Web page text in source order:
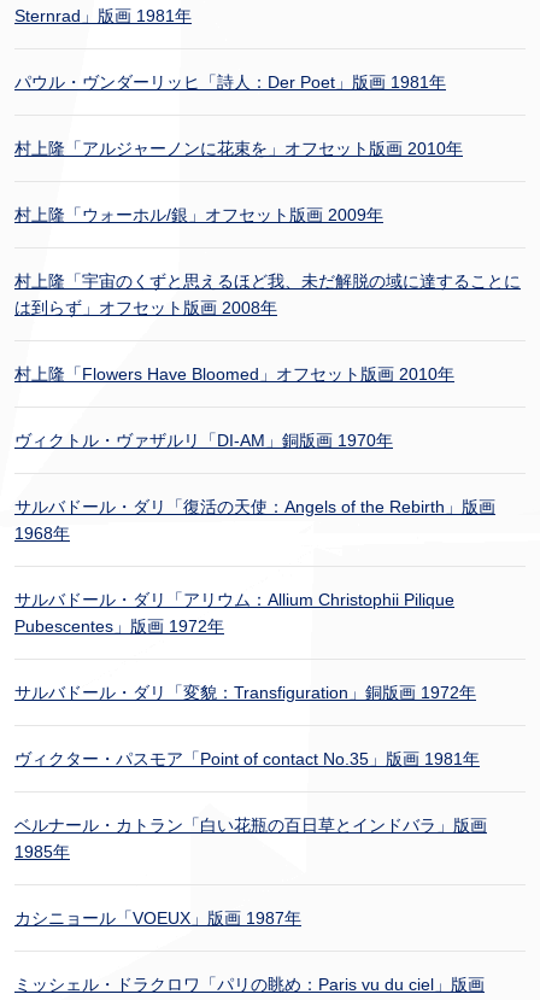
Sternrad」版画 1981年
パウル・ヴンダーリッヒ「詩人：Der Poet」版画 1981年
村上隆「アルジャーノンに花束を」オフセット版画 2010年
村上隆「ウォーホル/銀」オフセット版画 2009年
村上隆「宇宙のくずと思えるほど我、未だ解脱の域に達することに
は到らず」オフセット版画 2008年
村上隆「Flowers Have Bloomed」オフセット版画 2010年
ヴィクトル・ヴァザルリ「DI-AM」銅版画 1970年
サルバドール・ダリ「復活の天使：Angels of the Rebirth」版画
1968年
サルバドール・ダリ「アリウム：Allium Christophii Pilique
Pubescentes」版画 1972年
サルバドール・ダリ「変貌：Transfiguration」銅版画 1972年
ヴィクター・パスモア「Point of contact No.35」版画 1981年
ベルナール・カトラン「白い花瓶の百日草とインドバラ」版画
1985年
カシニョール「VOEUX」版画 1987年
ミッシェル・ドラクロワ「パリの眺め：Paris vu du ciel」版画